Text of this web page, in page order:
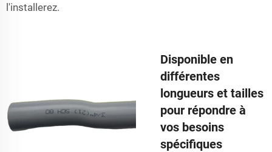
l'installerez.
Disponible en
différentes
longueurs et tailles
pour répondre à
vos besoins
spécifiques